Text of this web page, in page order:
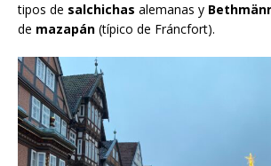
tipos de salchichas alemanas y
de mazapán (típico de Fráncfort).